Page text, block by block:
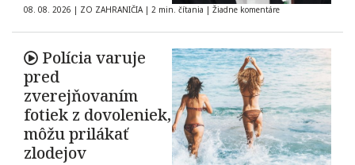
koridoru ostáva
neisté
08. 08. 2026 | ZO ZAHRANIČIA | 2 min. čítania | Žiadne komentáre
Polícia varuje
pred
zverejňovaním
fotiek z dovoleniek,
môžu prilákať
zlodejov